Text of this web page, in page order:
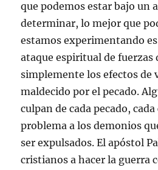
que podemos estar bajo un
determinar, lo mejor que
estamos experimentando
ataque espiritual de fuerzas
simplemente los efectos de
maldecido por el pecado.
culpan de cada pecado,
problema a los demonios
ser expulsados. El apóstol
cristianos a hacer la guerra